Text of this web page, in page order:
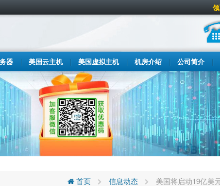
器 美国云主机 美国虚拟主机 机房介绍 公司简介
首页 信息动态 美国将启动19亿美